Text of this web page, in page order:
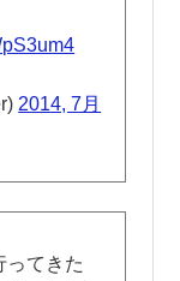
2014, 7月
ってきた